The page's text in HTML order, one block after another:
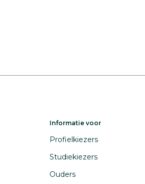
Informatie voor
Profielkiezers
Studiekiezers
Ouders